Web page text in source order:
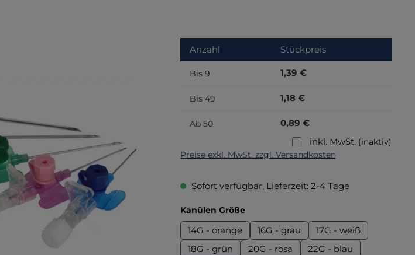
Anzahl Stückpreis
Bis 9 1,39 €
Bis 49 1,18 €
Ab 50
0,89 €
inkl. MwSt. (inaktiv)
Preise exkl. MwSt. zzgl. Versandkosten
Sofort verfügbar, Lieferzeit: 2-4 Tage
Kanülen Größeauswählen
14G - orange 16G - grau
17G - weiß
18G - grün
20G - rosa
22G - blau